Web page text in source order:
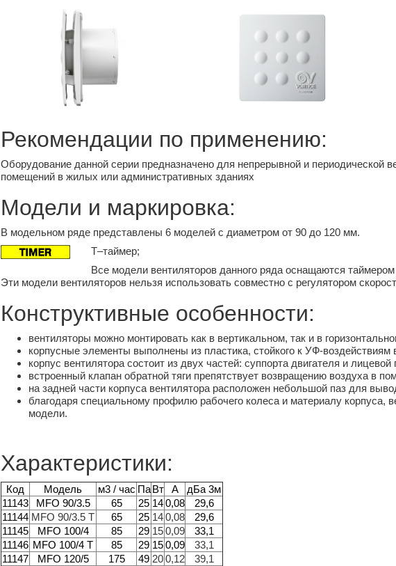
Рекомендации по применению:
Оборудование данной серии предназначено для непрерывной и периодической
помещений в жилых или административных зданиях
Модели и маркировка:
В модельном ряде представлены 6 моделей с диаметром от 90 до 120 мм.
T–таймер;
Все модели вентиляторов данного ряда оснащаются
Эти модели вентиляторов нельзя использовать совместно с регулятором
Конструктивные особенности:
вентиляторы можно монтировать как в вертикальном, так и в
корпусные элементы выполнены из пластика, стойкого к УФ-
корпус вентилятора состоит из двух частей: суппорта двигателя и
встроенный клапан обратной тяги препятствует возвращению воздуха в
на задней части корпуса вентилятора расположен небольшой паз для
благодаря специальному профилю рабочего колеса и материалу корпуса,
модели.
Характеристики:
Код Модель м3 / час Па Вт А
дБа 3м
11143
MFO 90/3.5 65 25 140,08
29,6
11144 MFO 90/3.5 T 65 25 140,08
29,6
11145
MFO 100/4 85 29 150,09
33,1
11146 MFO 100/4 T 85 29 150,09
33,1
11147
MFO 120/5 175 49 200,12
39,1